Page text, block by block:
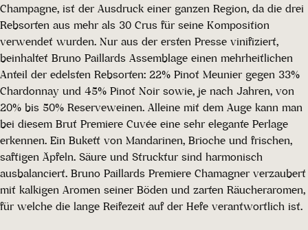
Champagne, ist der Ausdruck einer ganzen Region, da die drei
Rebsorten aus mehr als 30 Crus für seine Komposition
verwendet wurden. Nur aus der ersten Presse vinifiziert,
beinhaltet Bruno Paillards Assemblage einen mehrheitlichen
Anteil der edelsten Rebsorten: 22% Pinot Meunier gegen 33%
Chardonnay und 45% Pinot Noir sowie, je nach Jahren, von
20% bis 50% Reserveweinen. Alleine mit dem Auge kann man
bei diesem Brut Premiere Cuvée eine sehr elegante Perlage
erkennen. Ein Bukett von Mandarinen, Brioche und frischen,
saftigen Äpfeln. Säure und Strucktur sind harmonisch
ausbalanciert. Bruno Paillards Premiere Chamagner verzaubert
mit kalkigen Aromen seiner Böden und zarten Räucheraromen,
für welche die lange Reifezeit auf der Hefe verantwortlich ist.